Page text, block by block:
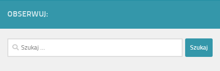
OBSERWUJ:
Szukaj: